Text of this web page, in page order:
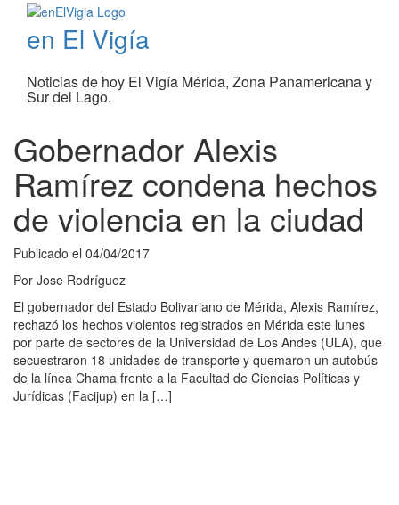
en El Vigía
Noticias de hoy El Vigía Mérida, Zona Panamericana y
Sur del Lago.
Gobernador Alexis
Ramírez condena hechos
de violencia en la ciudad
Publicado el 04/04/2017
Por Jose Rodríguez
El gobernador del Estado Bolivariano de Mérida, Alexis Ramírez,
rechazó los hechos violentos registrados en Mérida este lunes
por parte de sectores de la Universidad de Los Andes (ULA), que
secuestraron 18 unidades de transporte y quemaron un autobús
de la línea Chama frente a la Facultad de Ciencias Políticas y
Jurídicas (Facijup) en la […]